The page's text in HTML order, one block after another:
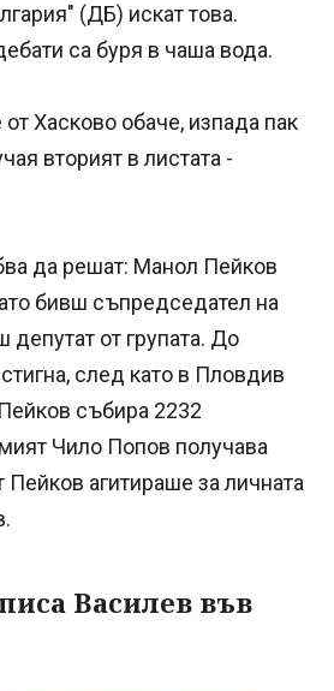
(ДБ) искат това.
са буря в чаша вода.
Хасково обаче, изпада пак
вторият в листата -
да решат: Манол Пейков
бивш съпредседател на
депутат от групата. До
след като в Пловдив
събира 2232
Чило Попов получава
Пейков агитираше за личната
Василев във